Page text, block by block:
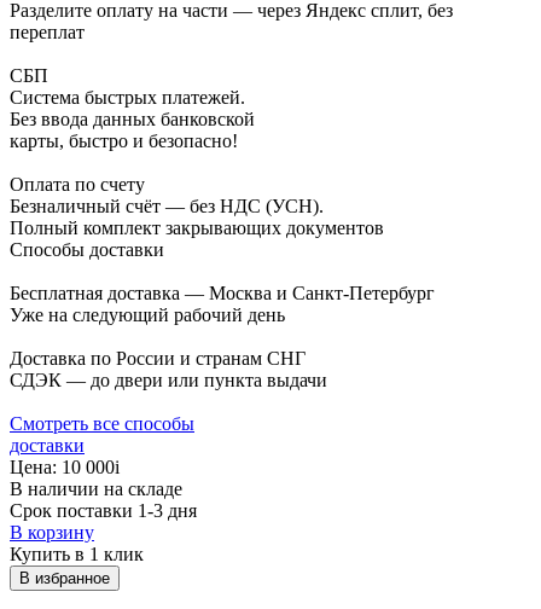
Разделите оплату на части — через Яндекс сплит, без
переплат
СБП
Система быстрых платежей.
Без ввода данных банковской
карты, быстро и безопасно!
Оплата по счету
Безналичный счёт — без НДС (УСН).
Полный комплект закрывающих документов
Способы доставки
Бесплатная доставка — Москва и Санкт-Петербург
Уже на следующий рабочий день
Доставка по России и странам СНГ
СДЭК — до двери или пункта выдачи
Смотреть все способы
доставки
Цена: 10 000i
В наличии на складе
Срок поставки 1-3 дня
В корзину
Купить в 1 клик
В избранное